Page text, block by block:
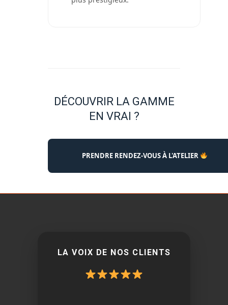
DÉCOUVRIR LA GAMME
EN VRAI ?
PRENDRE RENDEZ-VOUS À L'ATELIER
LA VOIX DE NOS CLIENTS